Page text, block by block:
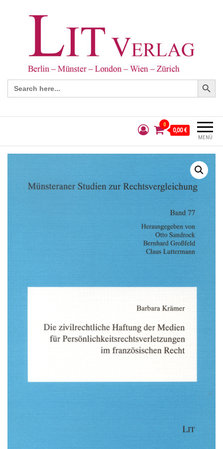
Search
for:
Search Button
MENÜ
0
0,00 €